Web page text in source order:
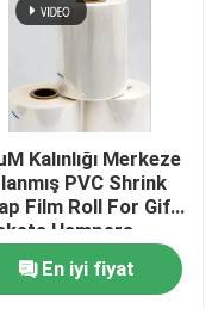
Kalınlığı Merkeze
PVC Shrink
Film Roll For Gift
Hampers
En iyi fiyat